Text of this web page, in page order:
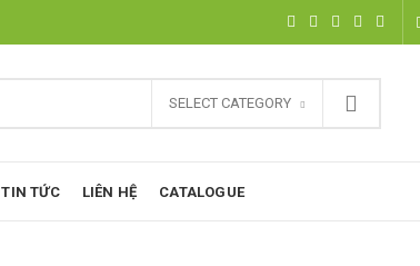
SELECT CATEGORY
TIN TỨC LIÊN HỆ CATALOGUE